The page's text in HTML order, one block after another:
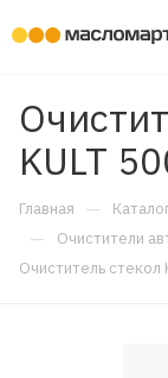
KULT
Главная —
— Очистители
Очиститель стекол